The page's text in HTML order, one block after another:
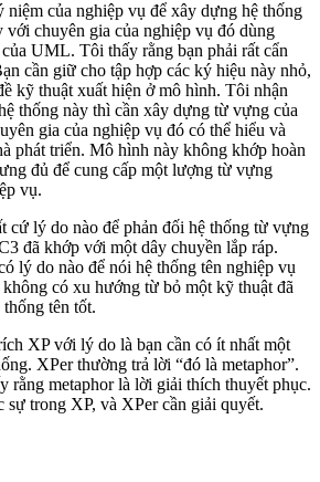
của nghiệp vụ để xây dựng hệ thống
với chuyên gia của nghiệp vụ đó dùng
UML. Tôi thấy rằng bạn phải rất cẩn
cần giữ cho tập hợp các ký hiệu này nhỏ,
kỹ thuật xuất hiện ở mô hình. Tôi nhận
thống này thì cần xây dựng từ vựng của
gia của nghiệp vụ đó có thể hiểu và
phát triển. Mô hình này không khớp hoàn
đủ để cung cấp một lượng từ vựng
vụ.
cứ lý do nào để phản đối hệ thống từ vựng
đã khớp với một dây chuyền lắp ráp.
lý do nào để nói hệ thống tên nghiệp vụ
có xu hướng từ bỏ một kỹ thuật đã
tên tốt.
XP với lý do là bạn cần có ít nhất một
XPer thường trả lời “đó là metaphor”.
rằng metaphor là lời giải thích thuyết phục.
trong XP, và XPer cần giải quyết.